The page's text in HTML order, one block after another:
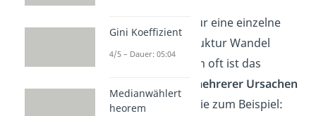
Meistens ist nicht nur eine einzelne
Ursache für den Struktur Wandel
verantwortlich. Denn oft ist das
mehrerer Ursachen
gleichzeitig nötig. Wie zum Beispiel:
Gini Koeffizient
4/5 – Dauer: 05:04
Medianwählert
heorem